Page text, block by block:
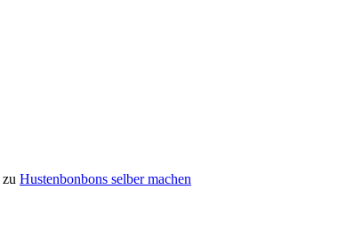
zu Hustenbonbons selber machen